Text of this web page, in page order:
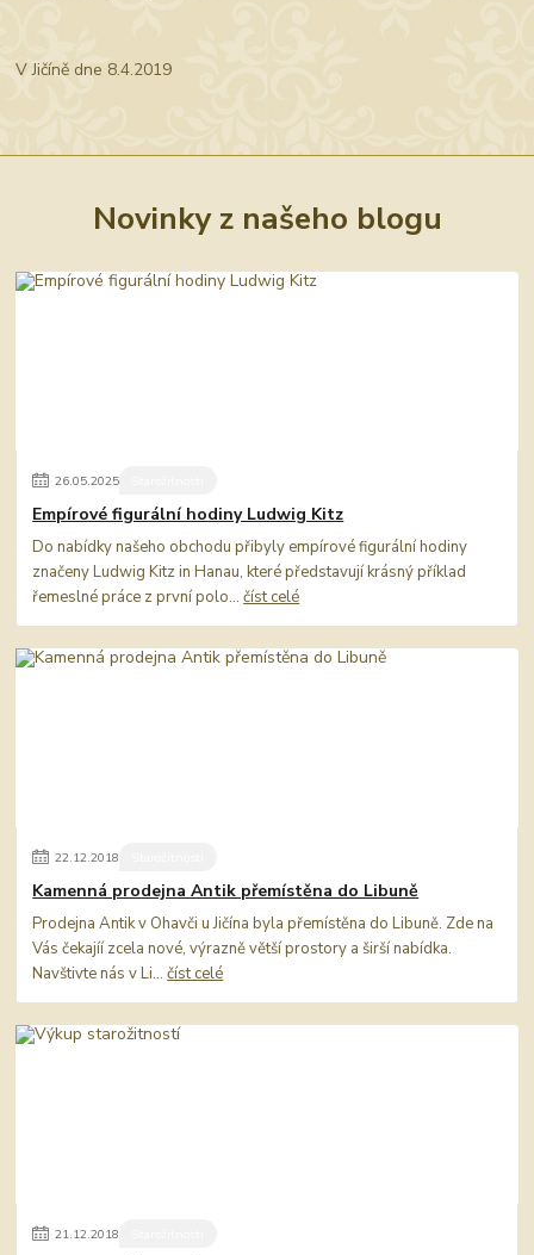
V Jičíně dne 8.4.2019
Novinky z našeho blogu
26.05.2025
Empírové figurální hodiny Ludwig Kitz
Do nabídky našeho obchodu přibyly empírové figurální hodiny
značeny Ludwig Kitz in Hanau, které představují krásný příklad
řemeslné práce z první polo...číst celé
22.12.2018
Kamenná prodejna Antik přemístěna do Libuně
Prodejna Antik v Ohavči u Jičína byla přemístěna do Libuně. Zde na
Vás čekajíí zcela nové, výrazně větší prostory a širší nabídka.
Navštivte nás v Li...číst celé
21.12.2018